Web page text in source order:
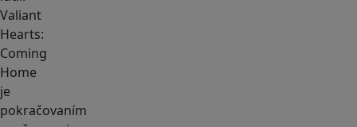
Valiant
Hearts:
Coming
Home
je
pokračovaním